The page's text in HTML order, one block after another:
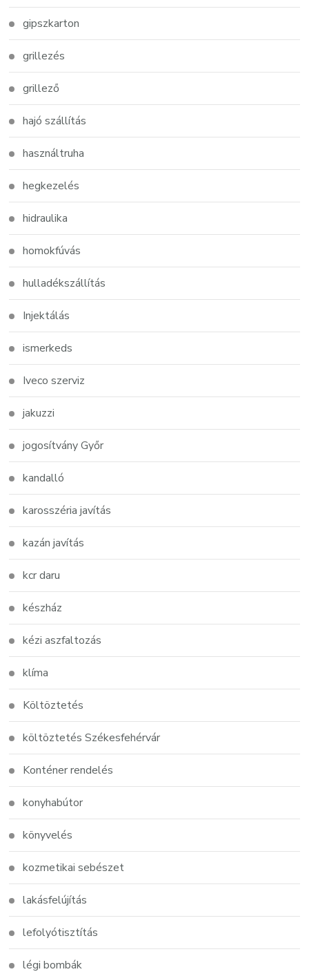
gipszkarton
grillezés
grillező
hajó szállítás
használtruha
hegkezelés
hidraulika
homokfúvás
hulladékszállítás
Injektálás
ismerkeds
Iveco szerviz
jakuzzi
jogosítvány Győr
kandalló
karosszéria javítás
kazán javítás
kcr daru
készház
kézi aszfaltozás
klíma
Költöztetés
költöztetés Székesfehérvár
Konténer rendelés
konyhabútor
könyvelés
kozmetikai sebészet
lakásfelújítás
lefolyótisztítás
légi bombák